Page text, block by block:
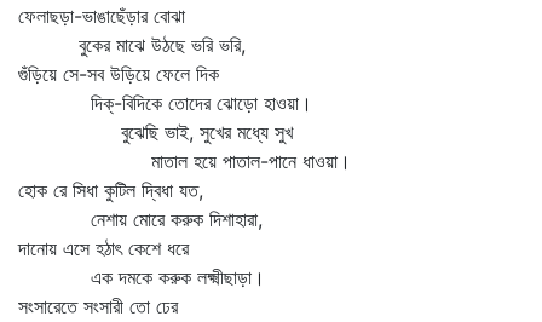
ফেলাছড়া-ভাঙাছেঁড়ার বোঝা
বুকের মাঝে উঠছে ভরি ভরি,
গুঁড়িয়ে সে-সব উড়িয়ে ফেলে দিক
দিক্‌-বিদিকে তোদের ঝোড়ো হাওয়া।
বুঝেছি ভাই, সুখের মধ্যে সুখ
মাতাল হয়ে পাতাল-পানে ধাওয়া।
হোক রে সিধা কুটিল দ্বিধা যত,
নেশায় মোরে করুক দিশাহারা,
দানোয় এসে হঠাৎ কেশে ধরে
এক দমকে করুক লক্ষ্মীছাড়া।
সংসারেতে সংসারী তো ঢের